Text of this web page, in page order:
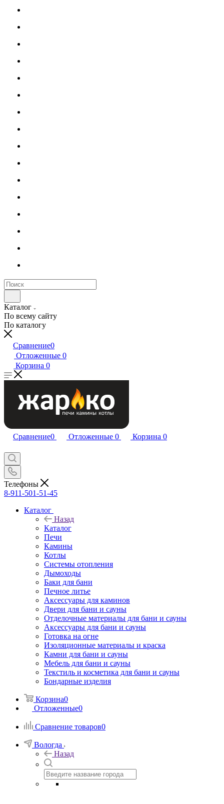
Каталог
По всему сайту
По каталогу
Сравнение0
Отложенные 0
Корзина 0
Сравнение0 Отложенные 0 Корзина 0
Телефоны
8-911-501-51-45
Каталог
Назад
Каталог
Печи
Камины
Котлы
Системы отопления
Дымоходы
Баки для бани
Печное литье
Аксессуары для каминов
Двери для бани и сауны
Отделочные материалы для бани и сауны
Аксессуары для бани и сауны
Готовка на огне
Изоляционные материалы и краска
Камни для бани и сауны
Мебель для бани и сауны
Текстиль и косметика для бани и сауны
Бондарные изделия
Корзина0
Отложенные0
Сравнение товаров0
Вологда
Назад